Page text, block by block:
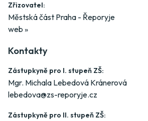
Zřizovatel:
Městská část Praha - Řeporyje
web »
Kontakty
Zástupkyně pro I. stupeň ZŠ:
Mgr. Michala Lebedová Kránerová
lebedova@zs-reporyje.cz
Zástupkyně pro II. stupeň ZŠ: